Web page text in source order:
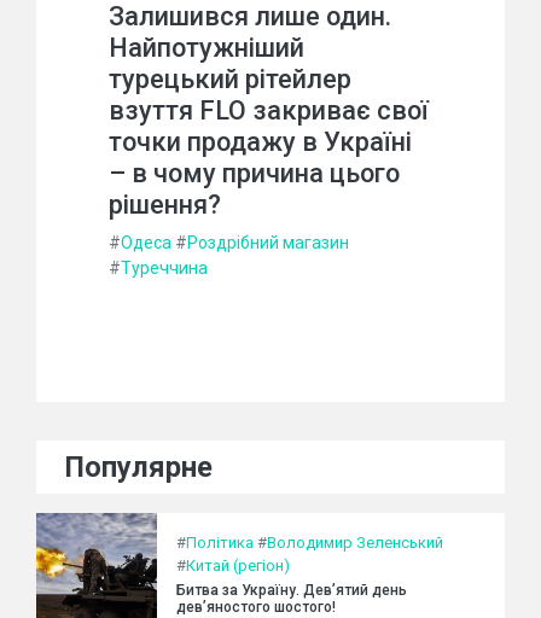
Залишився лише один.
Найпотужніший
турецький рітейлер
взуття FLO закриває свої
точки продажу в Україні
– в чому причина цього
рішення?
#Одеса #Роздрібний магазин
#Туреччина
Популярне
#Політика #Володимир Зеленський
#Китай (регіон)
Битва за Україну. Дев’ятий день
дев’яностого шостого!